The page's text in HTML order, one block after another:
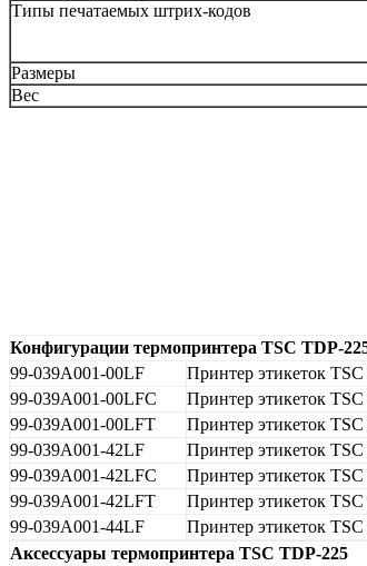
Типы печатаемых штрих-кодов
Размеры
Вес
Конфигурации термопринтера TSC TDP-
99-039A001-00LF
Принтер этикеток
99-039A001-00LFC
Принтер этикеток
99-039A001-00LFT
Принтер этикеток
99-039A001-42LF
Принтер этикеток
99-039A001-42LFC
Принтер этикеток
99-039A001-42LFT
Принтер этикеток
99-039A001-44LF
Принтер этикеток
Аксессуары термопринтера TSC TDP-225